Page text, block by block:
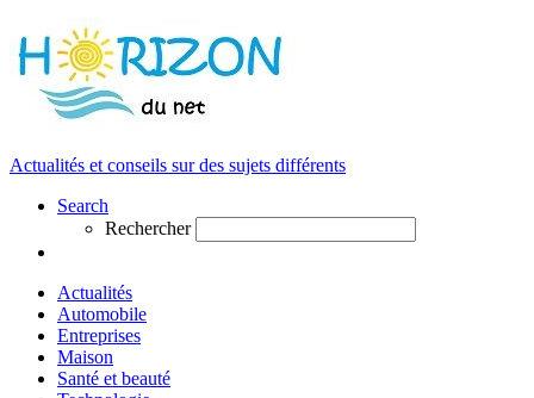
Actualités et conseils sur des sujets différents
Search
Rechercher
Actualités
Automobile
Entreprises
Maison
Santé et beauté